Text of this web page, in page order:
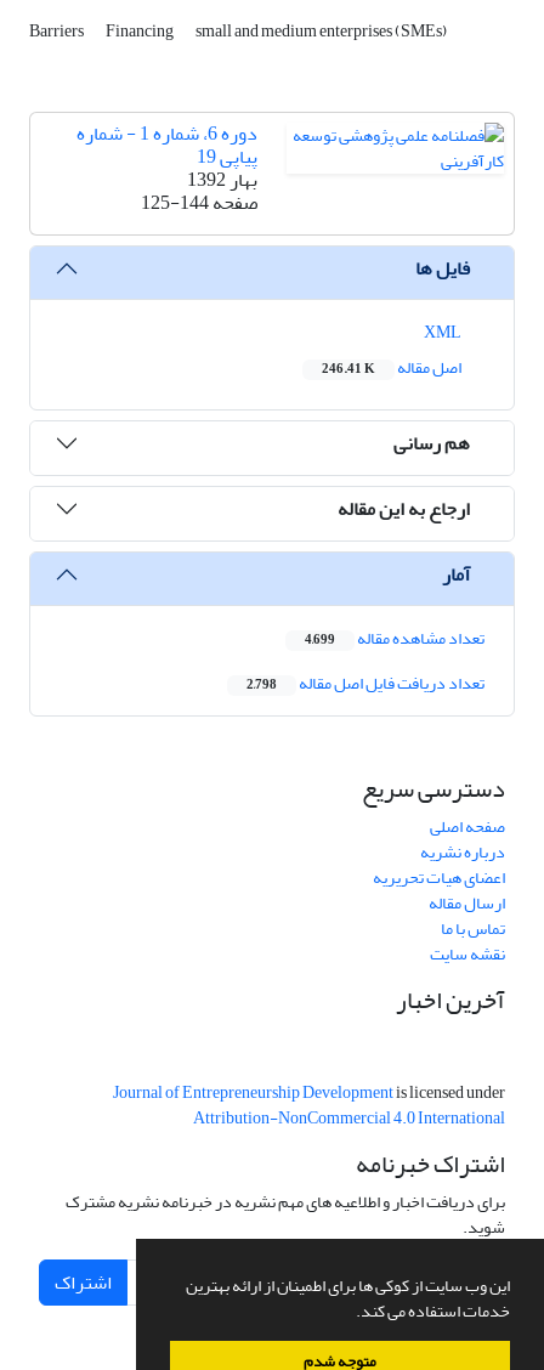
این وب سایت از کوکی ها برای اطمینان از ارائه بهترین
خدمات استفاده می کند.
متوجه شدم
Barriers Financing small and medium enterprises (SMEs)
دوره 6، شماره 1 - شماره
پیاپی 19
بهار 1392
صفحه125-144
فایل ها
اصل مقاله
246.41 K
هم رسانی
ارجاع به این مقاله
آمار
تعداد مشاهده مقاله 4,699
تعداد دریافت فایل اصل مقاله 2,798
دسترسی سریع
صفحه اصلی
درباره نشریه
اعضای هیات تحریریه
ارسال مقاله
تماس با ما
نقشه سایت
آخرین اخبار
Journal of Entrepreneurship Developmentis licensed under
Attribution-NonCommercial 4.0 International
اشتراک خبرنامه
برای دریافت اخبار و اطلاعیه های مهم نشریه در خبرنامه نشریه مشترک
شوید.
اشتراک